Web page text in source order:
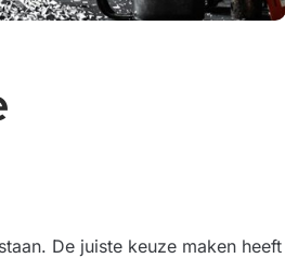
De juiste keuze maken heeft